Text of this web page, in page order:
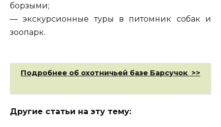
борзыми;
— экскурсионные туры в питомник собак и
зоопарк.
Подробнее об охотничьей базе Барсучок >>
Другие статьи на эту тему: